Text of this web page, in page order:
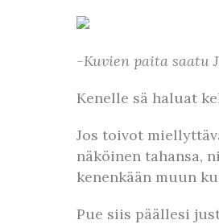
-Kuvien paita saatu
Kenelle sä haluat
Jos toivot
näköinen tahansa,
kenenkään muun
Pue siis päällesi